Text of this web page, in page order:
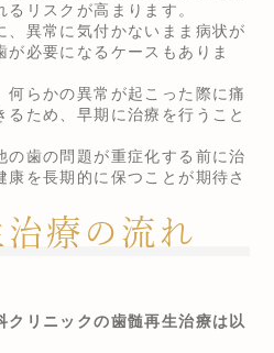
リスクが高まります。
、異常に気付かないまま病状が
必要になるケースもありま
何らかの異常が起こった際に痛
ため、早期に治療を行うこと
の歯の問題が重症化する前に治
を長期的に保つことが期待さ
療の流れ
クリニックの歯髄再生治療は以